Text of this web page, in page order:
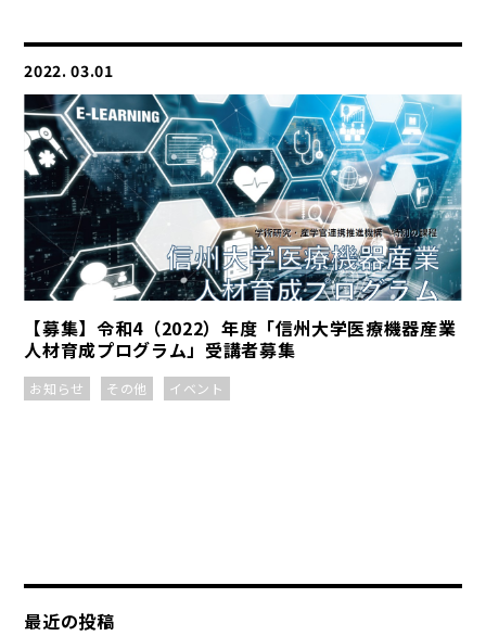
2022. 03.01
【募集】令和4（2022）年度「信州大学医療機器産業
人材育成プログラム」受講者募集
お知らせ その他 イベント
最近の投稿